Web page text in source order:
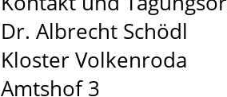
Dr. Albrecht Schödl
Kloster Volkenroda
Amtshof 3